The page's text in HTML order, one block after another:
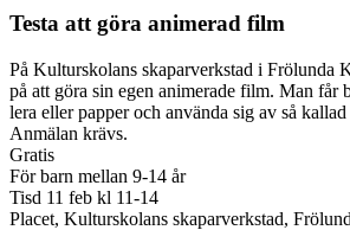
Testa att göra animerad film
På Kulturskolans skaparverkstad i Frölunda
på att göra sin egen animerade film. Man får
lera eller papper och använda sig av så
Anmälan krävs.
Gratis
För barn mellan 9-14 år
Tisd 11 feb kl 11-14
Placet, Kulturskolans skaparverkstad,